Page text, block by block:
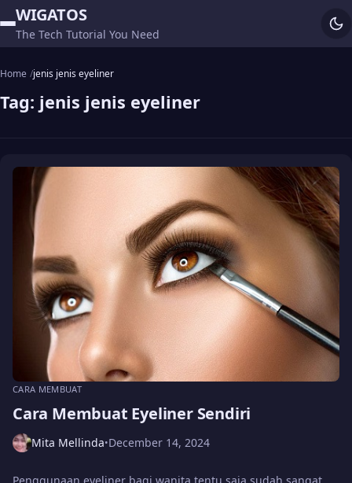
WIGATOS
The Tech Tutorial You Need
Home jenis jenis eyeliner
Tag: jenis jenis eyeliner
CARA MEMBUAT
Cara Membuat Eyeliner Sendiri
Mita Mellinda•December 14, 2024
Penggunaan eyeliner bagi wanita tentu saja sudah sangat